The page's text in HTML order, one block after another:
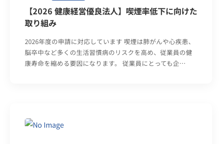
【2026 健康経営優良法人】喫煙率低下に向けた
取り組み
2026年度の申請に対応しています 喫煙は肺がんや心疾患、
脳卒中など多くの生活習慣病のリスクを高め、従業員の健
康寿命を縮める要因になります。 従業員にとっても企…